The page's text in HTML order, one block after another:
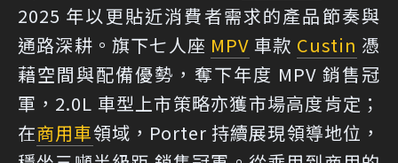
2025 年以更貼近消費者需求的產品節奏與
通路深耕。旗下七人座 MPV 車款 Custin 憑
藉空間與配備優勢，奪下年度 MPV 銷售冠
軍，2.0L 車型上市策略亦獲市場高度肯定；
在商用車領域，Porter 持續展現領導地位，